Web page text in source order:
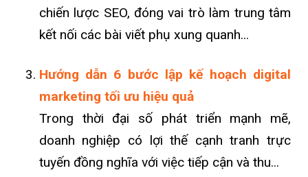
chiến lược SEO, đóng vai trò làm trung tâm
kết nối các bài viết phụ xung quanh...
Hướng dẫn 6 bước lập kế hoạch digital
marketing tối ưu hiệu quả
Trong thời đại số phát triển mạnh mẽ,
doanh nghiệp có lợi thế cạnh tranh trực
tuyến đồng nghĩa với việc tiếp cận và thu...